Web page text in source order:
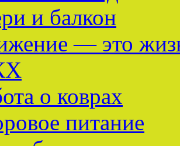
и балкон
— это
о коврах
питание